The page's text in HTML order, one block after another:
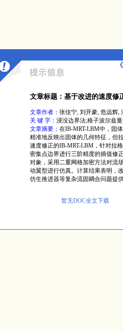
文章标题：基于改进的速度
文章作者： 张佳宁, 刘开豪, 危远辉,
关 键 字： 浸没边界法;格子波尔兹
文章摘要： 在IB-MRT-LBM中，固
精准地反映出固体的几何特征，但
速度修正的IB-MRT-LBM，针对拉
密集点边界进行三阶精度的插值修
对象，采用二重网格加密方法对流
动翼型进行仿真。计算结果表明，
仿生推进器等复杂流固耦合问题提
暂无DOC全文下载